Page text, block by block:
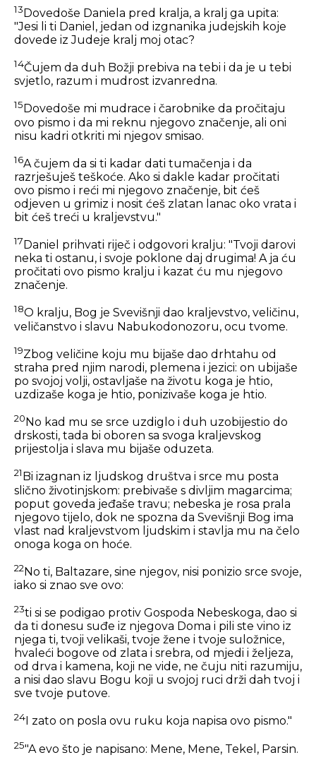
13Dovedoše Daniela pred kralja, a kralj ga upita:
"Jesi li ti Daniel, jedan od izgnanika judejskih koje
dovede iz Judeje kralj moj otac?
14Čujem da duh Božji prebiva na tebi i da je u tebi
svjetlo, razum i mudrost izvanredna.
15 Dovedoše mi mudrace i čarobnike da pročitaju
ovo pismo i da mi reknu njegovo značenje, ali oni
nisu kadri otkriti mi njegov smisao.
16A čujem da si ti kadar dati tumačenja i da
razrješuješ teškoće. Ako si dakle kadar pročitati
ovo pismo i reći mi njegovo značenje, bit ćeš
odjeven u grimiz i nosit ćeš zlatan lanac oko vrata i
bit ćeš treći u kraljevstvu."
17 Daniel prihvati riječ i odgovori kralju: "Tvoji darovi
neka ti ostanu, i svoje poklone daj drugima! A ja ću
pročitati ovo pismo kralju i kazat ću mu njegovo
značenje.
18O kralju, Bog je Svevišnji dao kraljevstvo, veličinu,
veličanstvo i slavu Nabukodonozoru, ocu tvome.
19Zbog veličine koju mu bijaše dao drhtahu od
straha pred njim narodi, plemena i jezici: on ubijaše
po svojoj volji, ostavljaše na životu koga je htio,
uzdizaše koga je htio, ponizivaše koga je htio.
20 No kad mu se srce uzdiglo i duh uzobijestio do
drskosti, tada bi oboren sa svoga kraljevskog
prijestolja i slava mu bijaše oduzeta.
21 Bi izagnan iz ljudskog društva i srce mu posta
slično životinjskom: prebivaše s divljim magarcima;
poput goveda jeđaše travu; nebeska je rosa prala
njegovo tijelo, dok ne spozna da Svevišnji Bog ima
vlast nad kraljevstvom ljudskim i stavlja mu na čelo
onoga koga on hoće.
22No ti, Baltazare, sine njegov, nisi ponizio srce svoje,
iako si znao sve ovo:
23ti si se podigao protiv Gospoda Nebeskoga, dao si
da ti donesu suđe iz njegova Doma i pili ste vino iz
njega ti, tvoji velikaši, tvoje žene i tvoje suložnice,
hvaleći bogove od zlata i srebra, od mjedi i željeza,
od drva i kamena, koji ne vide, ne čuju niti razumiju,
a nisi dao slavu Bogu koji u svojoj ruci drži dah tvoj i
sve tvoje putove.
24 I zato on posla ovu ruku koja napisa ovo pismo."
25"A evo što je napisano: Mene, Mene, Tekel, Parsin.